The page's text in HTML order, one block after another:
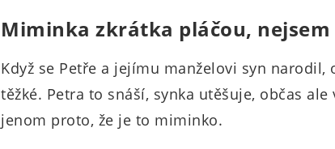
Miminka zkrátka pláčou,
Když se Petře a jejímu manželovi syn narodil,
těžké. Petra to snáší, synka utěšuje, občas ale
jenom proto, že je to miminko.